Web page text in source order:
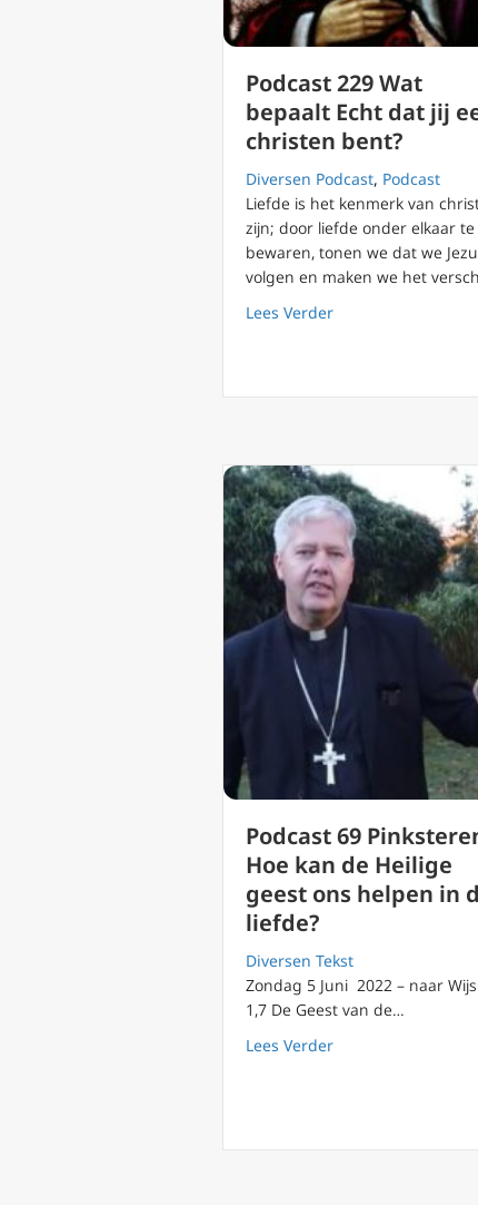
Podcast 229 Wat
bepaalt Echt dat jij
christen bent?
Diversen Podcast, Podcast
Liefde is het kenmerk van
zijn; door liefde onder elkaar te
bewaren, tonen we dat we
volgen en maken we het
Lees Verderabout Podcast 229
Podcast 69
Hoe kan de Heilige
geest ons helpen in
liefde?
Diversen Tekst
Zondag 5 Juni 2022 – naar
1,7 De Geest van de…
Lees Verderabout Podcast 69